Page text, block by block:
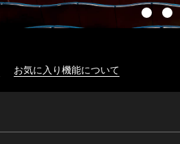
お気に入り機能について